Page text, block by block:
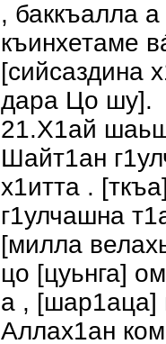
, баккъалла
къинхетаме
[сийсаздина
дара Цо шу].
21.Х1ай
Шайт1ан
х1итта .
г1улчашна
[милла
цо [цуьнга]
а , [шар1аца]
Аллах1ан